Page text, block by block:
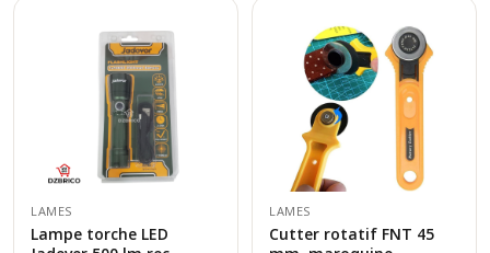
LAMES
Lampe torche LED
LAMES
Cutter rotatif FNT 45